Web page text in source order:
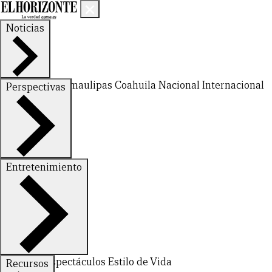
Noticias
Nuevo LeónTamaulipas Coahuila NacionalInternacional
Perspectivas
FinanzasOpinión
Entretenimiento
DeportesEspectáculos Estilo de Vida
Recursos
CERRAR